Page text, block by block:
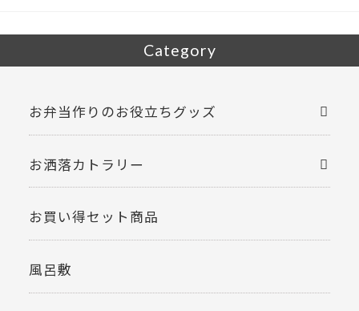
Category
お弁当作りのお役立ちグッズ
お洒落カトラリー
お買い得セット商品
風呂敷